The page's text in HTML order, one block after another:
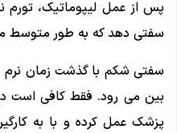
پس از عمل لیپوماتیک،
سفتی دهد که به طور متوسط ممکن است ​​3
سفتی شکم با گذشت زمان نرم
بین می رود. فقط کافی است
پزشک عمل کرده و با به